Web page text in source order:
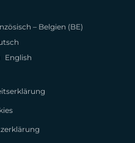
– Belgien (BE)
English